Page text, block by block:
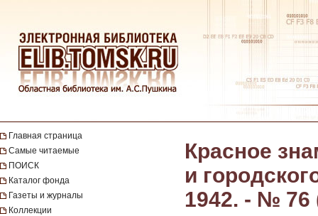
Главная страница
Самые читаемые
ПОИСК
Каталог фонда
Газеты и журналы
Коллекции
Красное
и
1942. - № 76